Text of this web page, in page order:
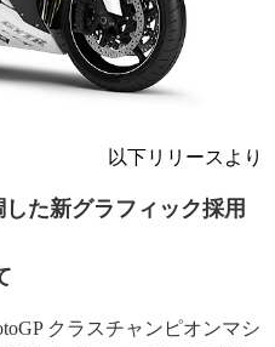
以下リリースより
た新グラフィック採用
クラスチャンピオンマシ